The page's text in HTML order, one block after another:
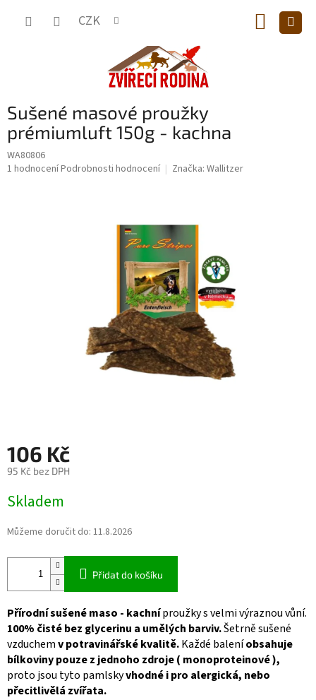
CZK
KOŠÍK
Sušené masové proužky
prémiumluft 150g - kachna
WA80806
Průměrné
1 hodnoceníPodrobnosti hodnocení Značka: Wallitzer
106 Kč
95 Kč bez DPH
cena:
Skladem
Můžeme doručit do: 11.8.2026
Přidat do košíku
Přírodní sušené maso - kachníproužky s velmi výraznou vůní.
100% čisté bez glycerinu a umělých barviv.Šetrně sušené
vzduchemv potravinářské kvalitě.Každé baleníobsahuje
bílkoviny pouze z jednoho zdroje ( monoproteinové ),
proto jsou tyto pamlskyvhodné i pro alergická, nebo
přecitlivělá zvířata.